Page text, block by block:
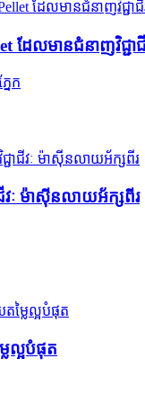
ែលមានជំនាញវិជ្ជាជី
ៈ ម៉ាស៊ីនលាយអ័ក្សពីរ
ល្អបំផុត